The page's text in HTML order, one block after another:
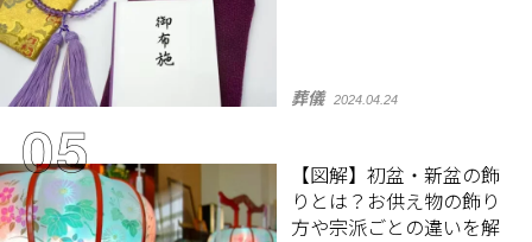
葬儀 2024.04.24
【図解】初盆・新盆の飾
りとは？お供え物の飾り
方や宗派ごとの違いを解